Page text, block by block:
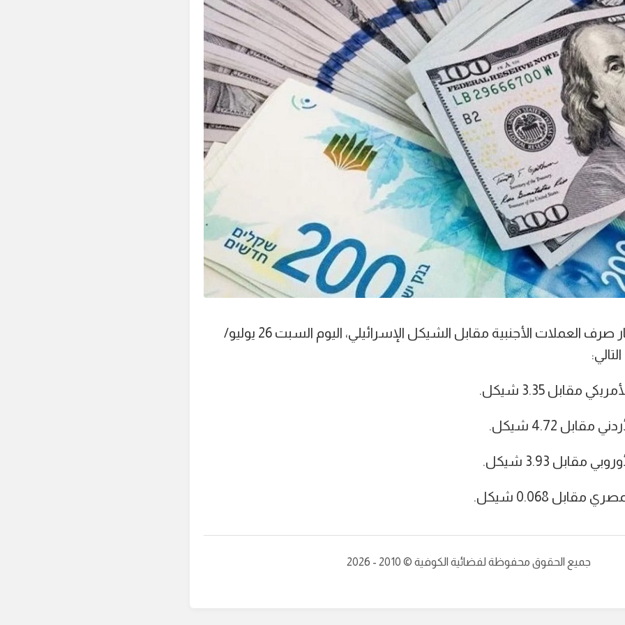
رام الله - جاءت أسعار صرف العملات الأجنبية مقابل الشيكل الإسرائيلي، اليوم السبت 26 يوليو/
مقابل 3.35 شيكل.
4.72 شيكل.
3.93 شيكل.
0.068 شيكل.
جميع الحقوق محفوظة لفضائية الكوفية © 2010 - 2026